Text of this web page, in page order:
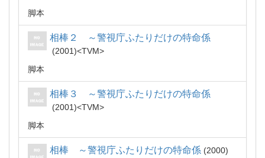
脚本
相棒２ ～警視庁ふたりだけの特命係
2001
TVM
脚本
相棒３ ～警視庁ふたりだけの特命係
2001
TVM
脚本
相棒 ～警視庁ふたりだけの特命係
2000